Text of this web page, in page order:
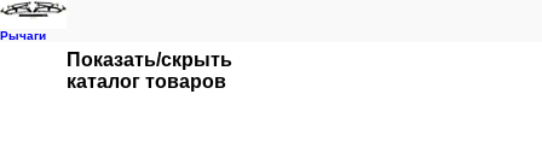
Рычаги
Показать/скрыть
каталог товаров